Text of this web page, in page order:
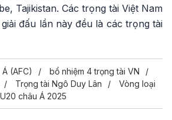
Tajikistan. Các trọng tài Việt Nam
đấu lần này đều là các trọng tài
(AFC)
bổ nhiệm 4 trọng tài VN
Trọng tài Ngô Duy Lân
Vòng loại
châu Á 2025